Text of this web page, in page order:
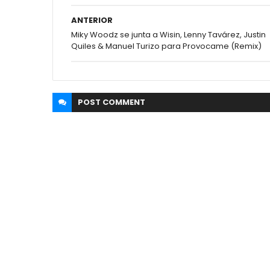
ANTERIOR
Miky Woodz se junta a Wisin, Lenny Tavárez, Justin
Quiles & Manuel Turizo para Provocame (Remix)
POST COMMENT